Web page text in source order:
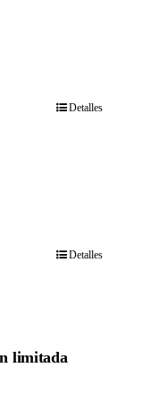
Detalles
Detalles
limitada